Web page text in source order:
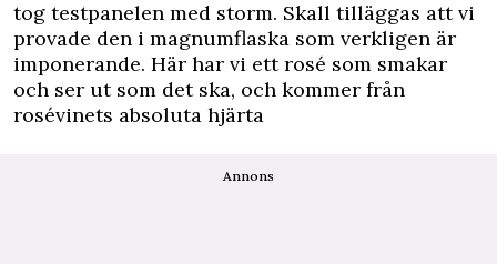
tog testpanelen med storm. Skall tilläggas att vi
provade den i magnumflaska som verkligen är
imponerande. Här har vi ett rosé som smakar
och ser ut som det ska, och kommer från
rosévinets absoluta hjärta
Annons